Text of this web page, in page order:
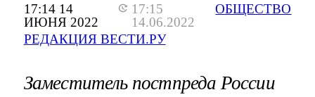
17:14 14
ИЮНЯ 2022
17:15
14.06.2022
РЕДАКЦИЯ ВЕСТИ.РУ
ОБЩЕСТВО
Заместитель постпреда России